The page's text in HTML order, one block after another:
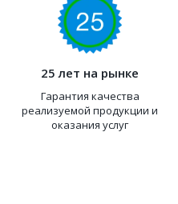
25 лет на рынке
Гарантия качества
реализуемой продукции и
оказания услуг